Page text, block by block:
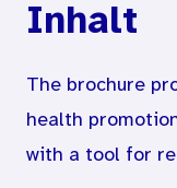
Inhalt
The brochure
health
with a tool for